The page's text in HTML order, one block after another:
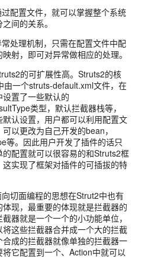
过配置文件，就可以掌握整个系统
间的关系。
常处理机制，只需在配置文件中配
射，即可对异常做相应的处理。
的可扩展性高。Struts2的核
由一个struts-default.xml文件，在
设置了一些默认的
类型，默认拦截器栈等，
默认设置，用户都可以利用配置文
以更改为自己开发的bean，
等。因此用户开发了插件的话只
的配置就可以很容易的和Struts2框
这实现了框架对插件的可插拔的特
向切面编程的思想在Strut2中也有
体现，最重要的体现就是拦截器的
器就是一个一个的小功能单位，
将这些拦截器合并成一个大的拦截
合成的拦截器就像单独的拦截器一
将它配置到一个、Action中就可以